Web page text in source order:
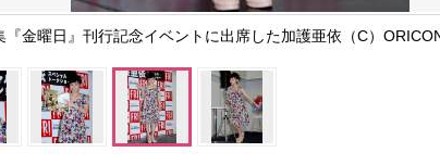
『金曜日』刊行記念イベントに出席した加護亜依（C）